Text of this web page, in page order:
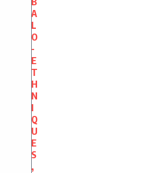
A
L
O
-
E
T
H
N
I
Q
U
E
S
,